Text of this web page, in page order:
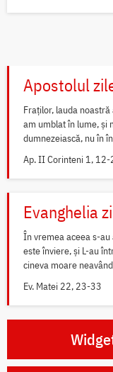
Apostolul
Fraților, lauda
am umblat în lume, și
dumnezeiască, nu în
Ap. II Corinteni 1, 12-
Evanghelia
În vremea aceea s-au
este înviere, și L-au
cineva moare
Ev. Matei 22, 23-33